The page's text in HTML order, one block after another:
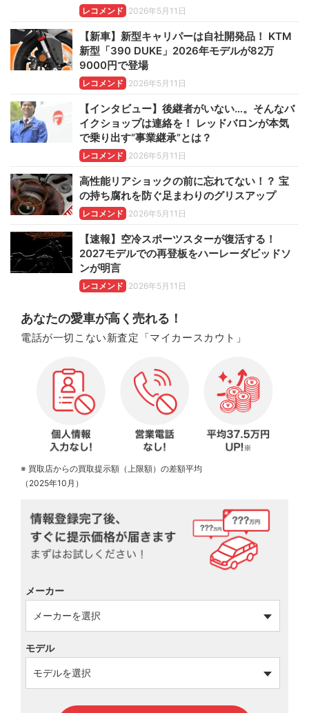
レコメンド 2026年5月11日
【新車】新型キャリパーは自社開発品！ KTM
新型「390 DUKE」2026年モデルが82万
9000円で登場
レコメンド 2026年5月11日
【インタビュー】後継者がいない…。そんなバ
イクショップは連絡を！ レッドバロンが本気
で乗り出す“事業継承”とは？
レコメンド 2026年5月11日
高性能リアショックの前に忘れてない！？ 宝
の持ち腐れを防ぐ足まわりのグリスアップ
レコメンド 2026年5月11日
【速報】空冷スポーツスターが復活する！
2027モデルでの再登板をハーレーダビッドソ
ンが明言
レコメンド 2026年5月11日
あなたの愛車が高く売れる！
電話が一切こない新査定「マイカースカウト」
※ 買取店からの買取提示額（上限額）の差額平均
（2025年10月）
メーカー
モデル